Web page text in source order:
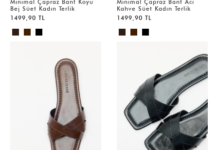
Minimal Çapraz Bant Koyu
Bej Süet Kadın Terlik
1499,90 TL
Minimal Çapraz Bant Acı
Kahve Süet Kadın Terlik
1499,90 TL